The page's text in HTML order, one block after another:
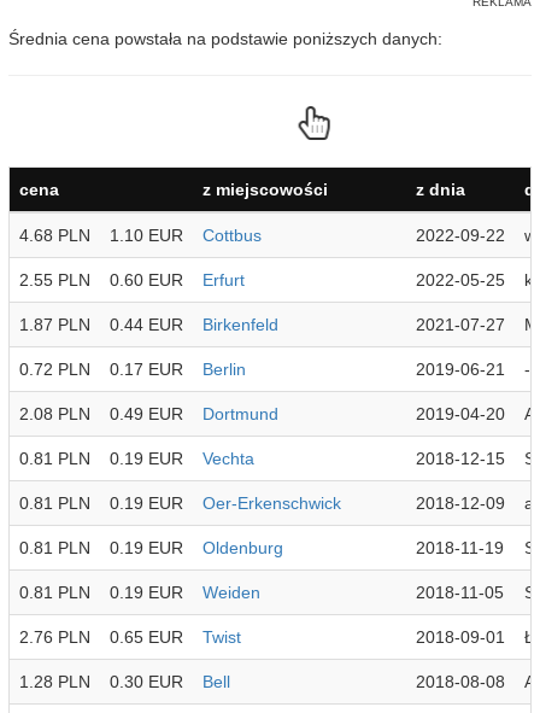
Średnia cena powstała na podstawie poniższych danych:
cena z miejscowości z dnia
4.68 PLN 1.10 EUR Cottbus 2022-09-22 wi
2.55 PLN 0.60 EUR Erfurt 2022-05-25
1.87 PLN 0.44 EUR Birkenfeld 2021-07-27
0.72 PLN 0.17 EUR Berlin 2019-06-21 -
2.08 PLN 0.49 EUR Dortmund 2019-04-20
0.81 PLN 0.19 EUR Vechta 2018-12-15
0.81 PLN 0.19 EUR Oer-Erkenschwick 2018-12-09
0.81 PLN 0.19 EUR Oldenburg 2018-11-19
0.81 PLN 0.19 EUR Weiden 2018-11-05
2.76 PLN 0.65 EUR Twist 2018-09-01
1.28 PLN 0.30 EUR Bell 2018-08-08